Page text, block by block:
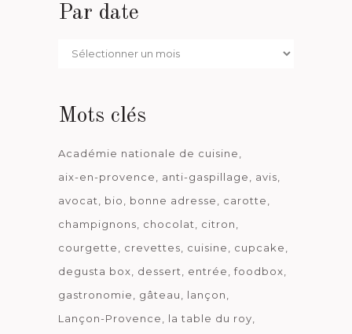
Par date
Par
Mots clés
Académie nationale de cuisine
aix-en-provence
anti-gaspillage
avis
avocat
bio bonne adresse
carotte
champignons
chocolat
citron
courgette
crevettes cuisine
cupcake
degusta box
dessert entrée
foodbox
gastronomie
gâteau
lançon
Lançon-Provence
la table du roy